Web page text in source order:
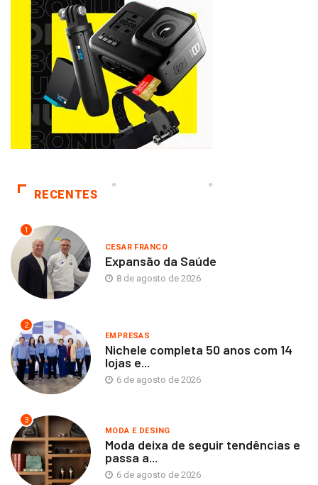
RECENTES
1
CESAR FRANCO
Expansão da Saúde
8 de agosto de 2026
2
EMPRESAS
Nichele completa 50 anos com 14
lojas e...
6 de agosto de 2026
3
MODA E DESING
Moda deixa de seguir tendências e
passa a...
6 de agosto de 2026